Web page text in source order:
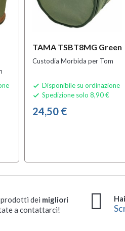
TAMA TSBT8MG Green
Custodia Morbida per Tom
 Disponibile su ordinazione
 Spedizione solo 8,90 €
24,50 €
dei migliori
a contattarci!